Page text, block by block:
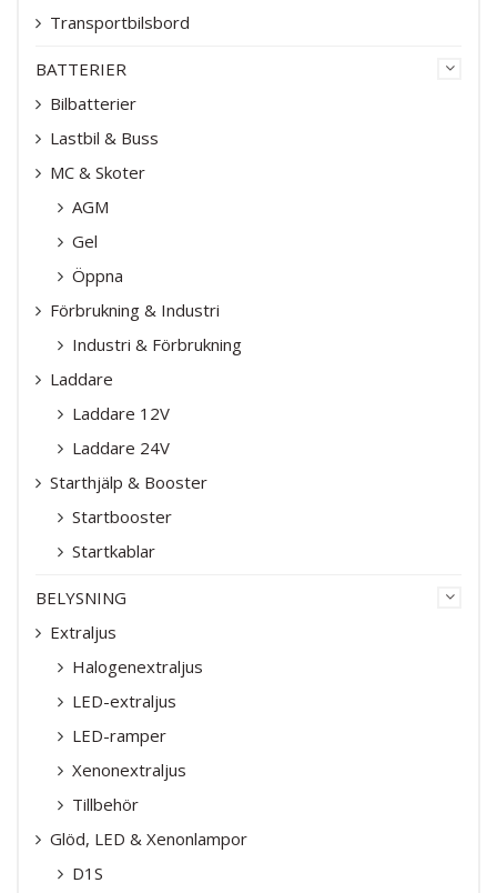
Transportbilsbord
BATTERIER
Bilbatterier
Lastbil & Buss
MC & Skoter
AGM
Gel
Öppna
Förbrukning & Industri
Industri & Förbrukning
Laddare
Laddare 12V
Laddare 24V
Starthjälp & Booster
Startbooster
Startkablar
BELYSNING
Extraljus
Halogenextraljus
LED-extraljus
LED-ramper
Xenonextraljus
Tillbehör
Glöd, LED & Xenonlampor
D1S